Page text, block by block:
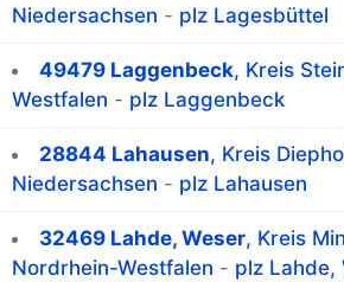
Niedersachsen - plz Lagesbüttel
49479 Laggenbeck, Kreis
Westfalen - plz Laggenbeck
28844 Lahausen, Kreis
Niedersachsen - plz Lahausen
32469 Lahde, Weser, Kreis
Nordrhein-Westfalen - plz Lahde,